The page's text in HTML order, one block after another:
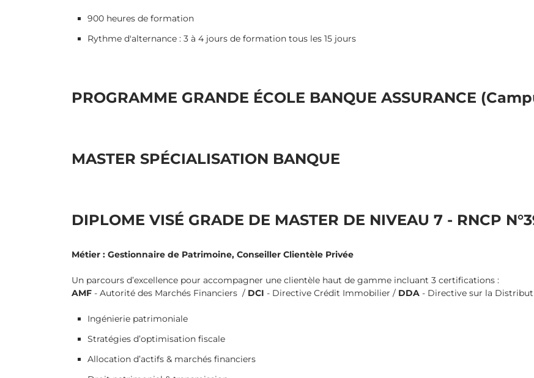
900 heures de formation
Rythme d'alternance : 3 à 4 jours de formation tous les 15 jours
PROGRAMME GRANDE ÉCOLE BANQUE ASSURANCE
MASTER SPÉCIALISATION BANQUE
DIPLOME VISÉ GRADE DE MASTER DE NIVEAU 7 - RNCP
Métier : Gestionnaire de Patrimoine, Conseiller Clientèle Privée
Un parcours d’excellence pour accompagner une clientèle haut de gamme incluant 3 certifications :
AMF - Autorité des Marchés Financiers / DCI - Directive Crédit Immobilier / DDA - Directive sur la
Ingénierie patrimoniale
Stratégies d’optimisation fiscale
Allocation d’actifs & marchés financiers